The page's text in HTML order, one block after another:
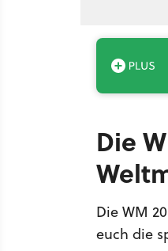
Die
Die WM
euch die